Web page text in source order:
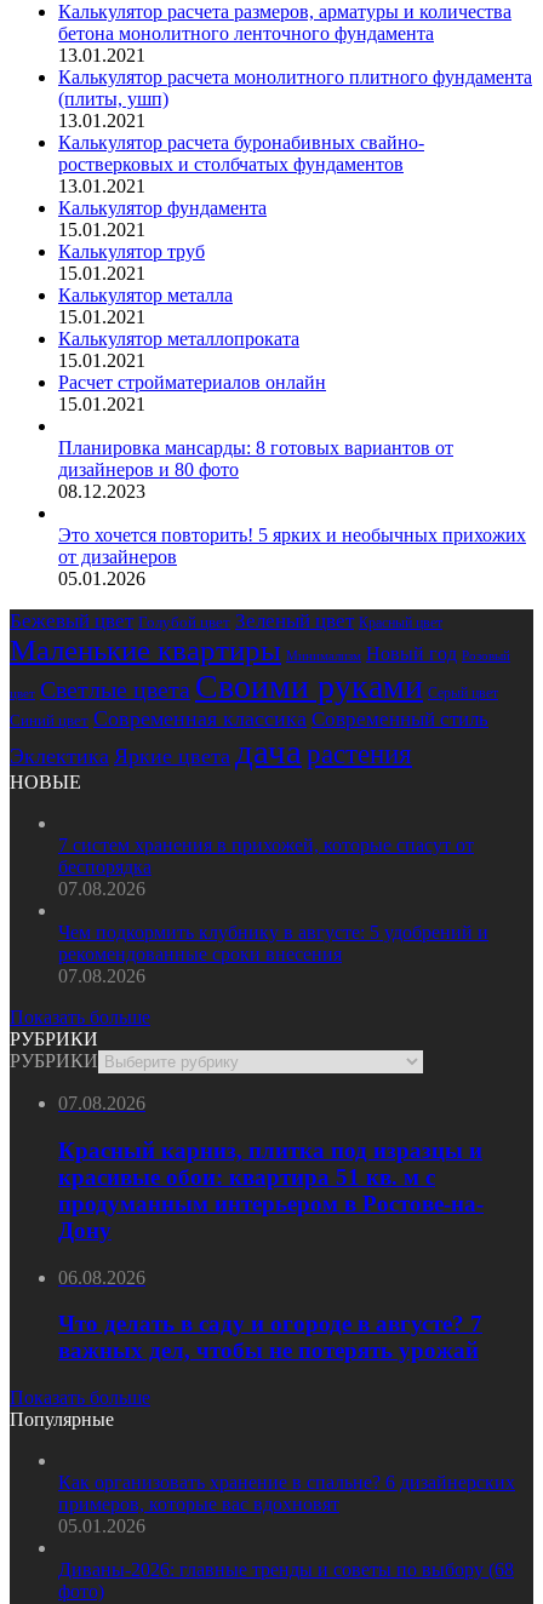
Калькулятор расчета размеров, арматуры и количества
бетона монолитного ленточного фундамента
13.01.2021
Калькулятор расчета монолитного плитного фундамента
(плиты, ушп)
13.01.2021
Калькулятор расчета буронабивных свайно-
ростверковых и столбчатых фундаментов
13.01.2021
Калькулятор фундамента
15.01.2021
Калькулятор труб
15.01.2021
Калькулятор металла
15.01.2021
Калькулятор металлопроката
15.01.2021
Расчет стройматериалов онлайн
15.01.2021
Планировка мансарды: 8 готовых вариантов от
дизайнеров и 80 фото
08.12.2023
Это хочется повторить! 5 ярких и необычных прихожих
от дизайнеров
05.01.2026
Бежевый цвет Голубой цвет Зеленый цвет Красный цвет
Маленькие квартиры Минимализм Новый год Розовый
цвет Светлые цвета Своими руками Серый цвет
Синий цвет Современная классика Современный стиль
Эклектика Яркие цвета дача растения
НОВЫЕ
7 систем хранения в прихожей, которые спасут от
беспорядка
07.08.2026
Чем подкормить клубнику в августе: 5 удобрений и
рекомендованные сроки внесения
07.08.2026
Показать больше
РУБРИКИ
РУБРИКИ
07.08.2026
Красный карниз, плитка под изразцы и
красивые обои: квартира 51 кв. м с
продуманным интерьером в Ростове-на-
Дону
06.08.2026
Что делать в саду и огороде в августе? 7
важных дел, чтобы не потерять урожай
Показать больше
Популярные
Как организовать хранение в спальне? 6 дизайнерских
примеров, которые вас вдохновят
05.01.2026
Диваны-2026: главные тренды и советы по выбору (68
фото)